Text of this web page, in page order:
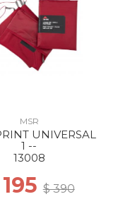
MSR
UNIVERSAL
1 --
13008
$ 390